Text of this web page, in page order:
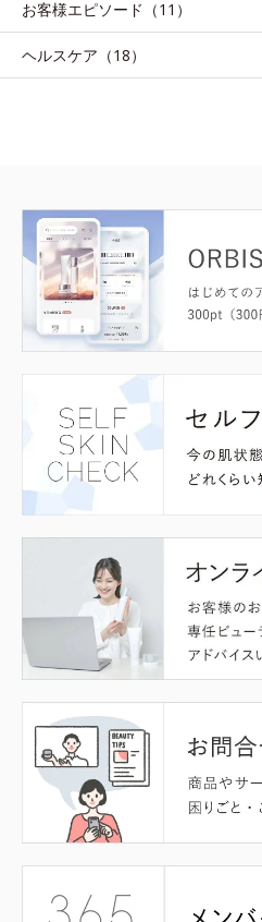
お客様エピソード（11）
ヘルスケア（18）